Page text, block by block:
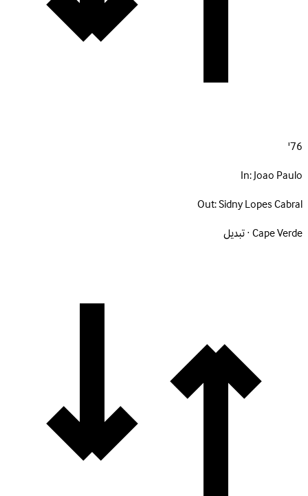
76'
In:Joao Paulo
Out:Sidny Lopes Cabral
Cape Verde · تبديل